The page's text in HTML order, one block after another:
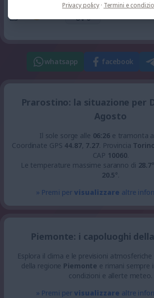
23
0%
UV 0
whatsapp facebook
Prarostino: la situazione per
Agosto
Il sole sorge alle 06:26e tramonta
Coordinate GPS 44.87, 7.27. Provincia
CAP 10060.
Le temperature massime saranno di 28.7
20.5°.
» Premi pervisualizzare altre
Piemonte: i capoluoghi
Esplora il clima e le previsioni
della regione Piemonte e rimani sempre
condizioni e allerte meteo.
» Premi pervisualizzare altre
Privacy policy · Termini e